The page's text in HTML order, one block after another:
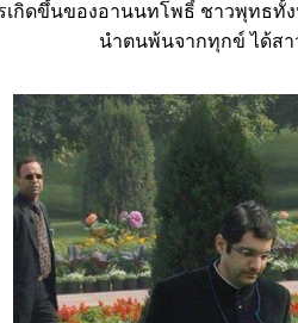
รเกิดขึ้นของอานนทโพธิ์ ชาวพุทธ
นำตนพ้นจากทุกข์ ได้ส